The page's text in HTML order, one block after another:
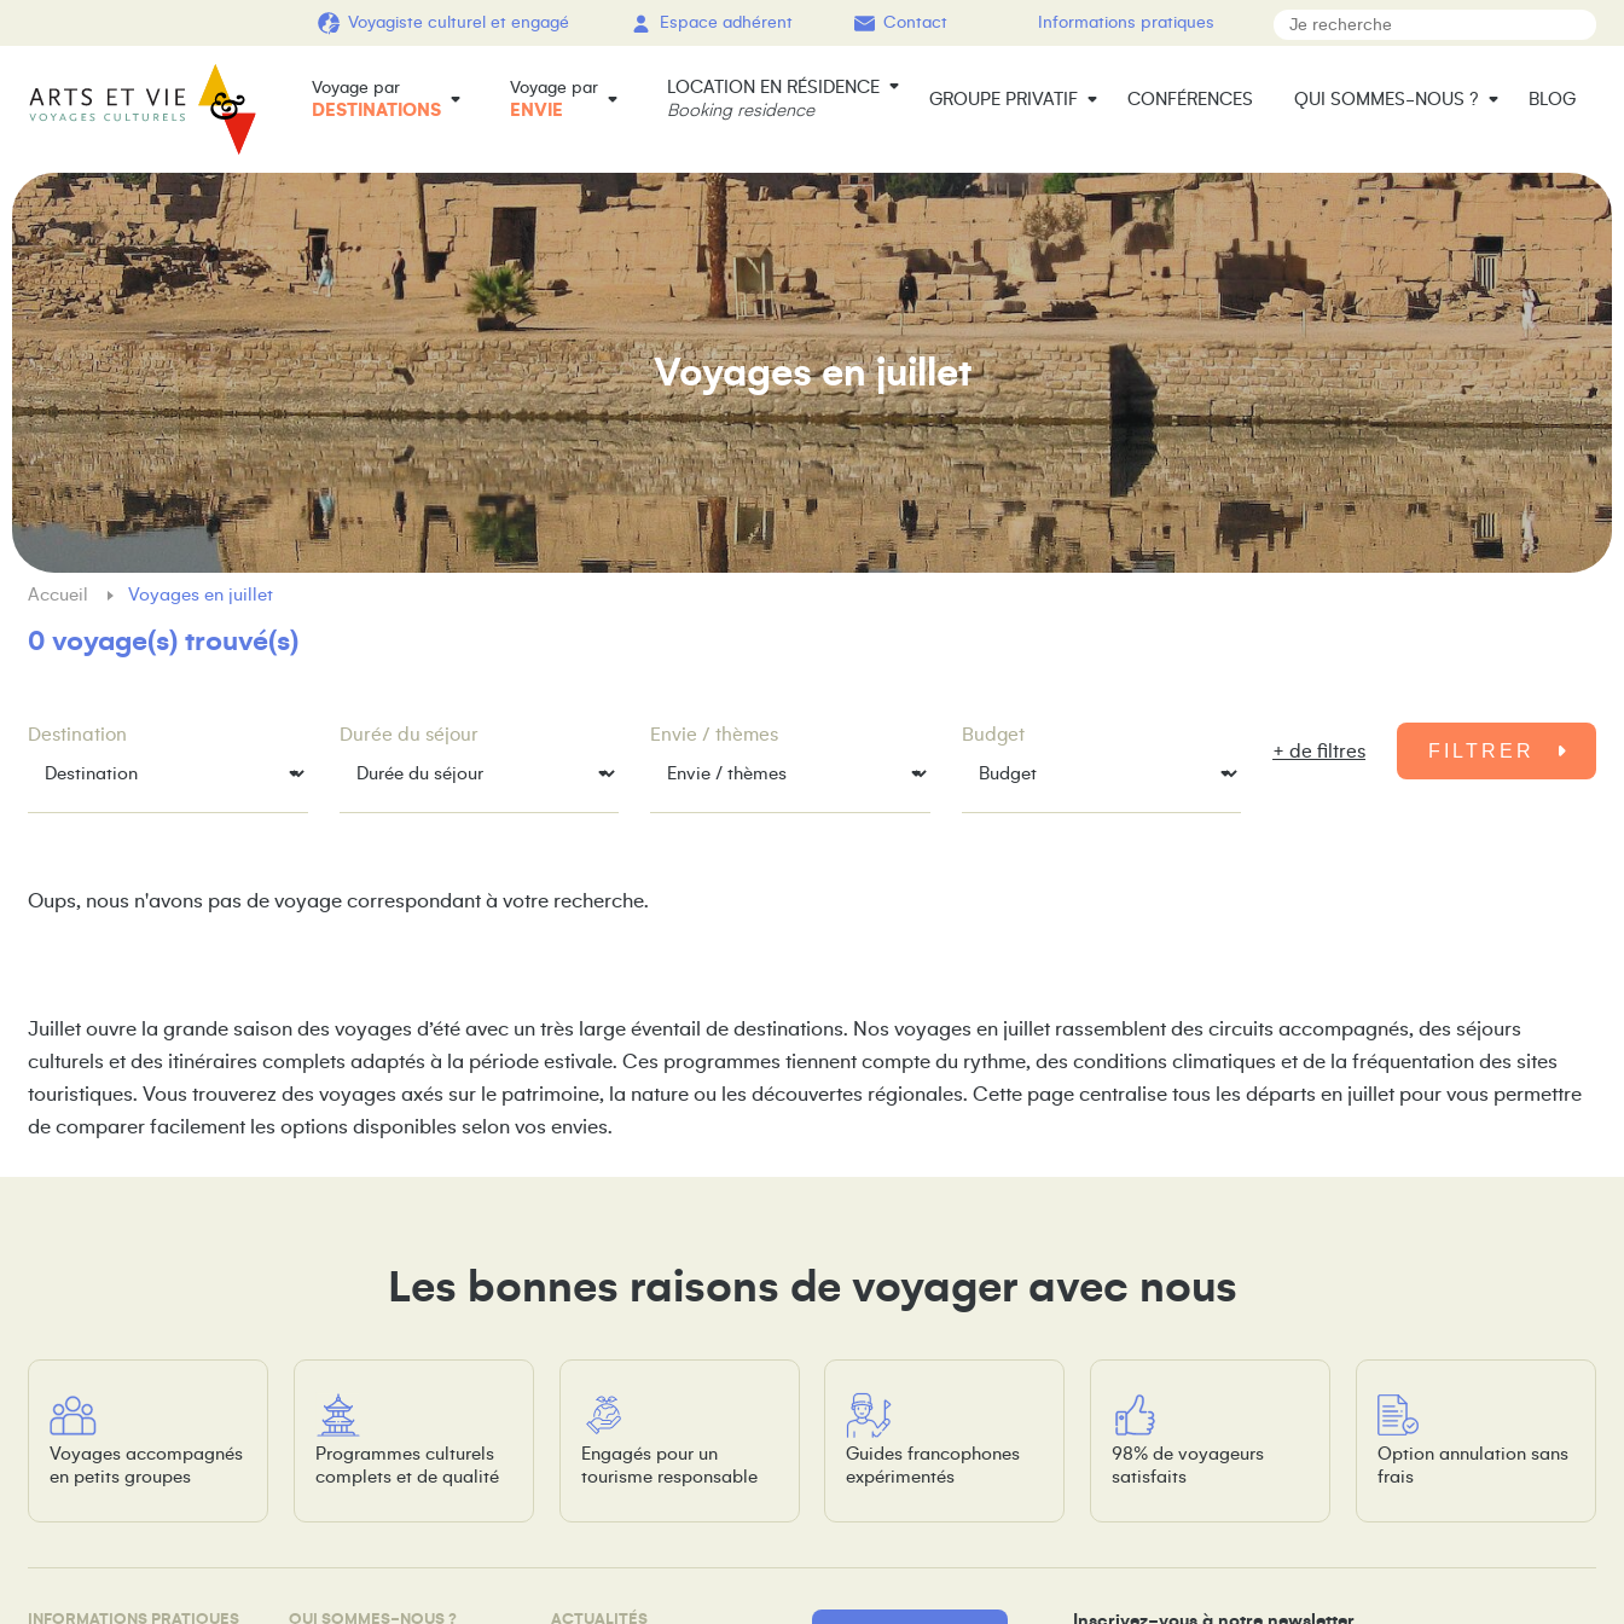
Voyagiste culturel et engagé Espace adhérent Contact Informations pratiques
Voyage par
DESTINATIONS
Voyage par
ENVIE
LOCATION EN RÉSIDENCE
Booking residence
GROUPE PRIVATIF CONFÉRENCES QUI SOMMES-NOUS ? BLOG
Voyages en juillet
Accueil Voyages en juillet
0 voyage(s) trouvé(s)
Destination Durée du séjour Envie / thèmes
Budget
+ de filtres
FILTRER
Oups, nous n'avons pas de voyage correspondant à votre recherche.
Juillet ouvre la grande saison des voyages d’été avec un très large éventail de destinations. Nos voyages en juillet rassemblent des circuits accompagnés, des séjours
culturels et des itinéraires complets adaptés à la période estivale. Ces programmes tiennent compte du rythme, des conditions climatiques et de la fréquentation des sites
touristiques. Vous trouverez des voyages axés sur le patrimoine, la nature ou les découvertes régionales. Cette page centralise tous les départs en juillet pour vous permettre
de comparer facilement les options disponibles selon vos envies.
Les bonnes raisons de voyager avec nous
Voyages accompagnés
en petits groupes
Programmes culturels
complets et de qualité
Engagés pour un
tourisme responsable
Guides francophones
expérimentés
98% de voyageurs
satisfaits
Option annulation sans
frais
INFORMATIONS PRATIQUES QUI SOMMES-NOUS ? ACTUALITÉS